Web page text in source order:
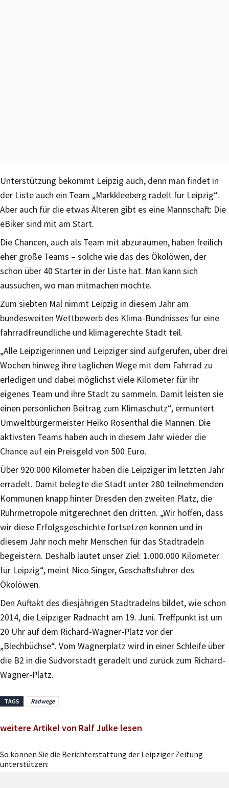
Unterstützung bekommt Leipzig auch, denn man findet in
der Liste auch ein Team „Markkleeberg radelt für Leipzig“.
Aber auch für die etwas Älteren gibt es eine Mannschaft: Die
eBiker sind mit am Start.
Die Chancen, auch als Team mit abzuräumen, haben freilich
eher große Teams – solche wie das des Ökolöwen, der
schon über 40 Starter in der Liste hat. Man kann sich
aussuchen, wo man mitmachen möchte.
Zum siebten Mal nimmt Leipzig in diesem Jahr am
bundesweiten Wettbewerb des Klima-Bündnisses für eine
fahrradfreundliche und klimagerechte Stadt teil.
„Alle Leipzigerinnen und Leipziger sind aufgerufen, über drei
Wochen hinweg ihre täglichen Wege mit dem Fahrrad zu
erledigen und dabei möglichst viele Kilometer für ihr
eigenes Team und ihre Stadt zu sammeln. Damit leisten sie
einen persönlichen Beitrag zum Klimaschutz“, ermuntert
Umweltbürgermeister Heiko Rosenthal die Mannen. Die
aktivsten Teams haben auch in diesem Jahr wieder die
Chance auf ein Preisgeld von 500 Euro.
Über 920.000 Kilometer haben die Leipziger im letzten Jahr
erradelt. Damit belegte die Stadt unter 280 teilnehmenden
Kommunen knapp hinter Dresden den zweiten Platz, die
Ruhrmetropole mitgerechnet den dritten. „Wir hoffen, dass
wir diese Erfolgsgeschichte fortsetzen können und in
diesem Jahr noch mehr Menschen für das Stadtradeln
begeistern. Deshalb lautet unser Ziel: 1.000.000 Kilometer
für Leipzig“, meint Nico Singer, Geschäftsführer des
Ökolöwen.
Den Auftakt des diesjährigen Stadtradelns bildet, wie schon
2014, die Leipziger Radnacht am 19. Juni. Treffpunkt ist um
20 Uhr auf dem Richard-Wagner-Platz vor der
„Blechbüchse“. Vom Wagnerplatz wird in einer Schleife über
die B2 in die Südvorstadt geradelt und zurück zum Richard-
Wagner-Platz.
TAGS Radwege
weitere Artikel von Ralf Julke lesen
So können Sie die Berichterstattung der Leipziger Zeitung
unterstützen: